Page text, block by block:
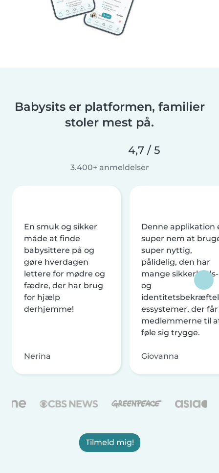
Babysits er platformen, familier
stoler mest på.
4,7 / 5
3.400+ anmeldelser
En smuk og sikker
måde at finde
babysittere på og
gøre hverdagen
lettere for mødre og
fædre, der har brug
for hjælp
derhjemme!
Nerina
Denne applikation
super nem at
super nyttig,
pålidelig, den har
mange sikkerheds-
og
essystemer, der får
medlemmerne til
føle sig trygge.
Giovanna
Tilmeld mig!